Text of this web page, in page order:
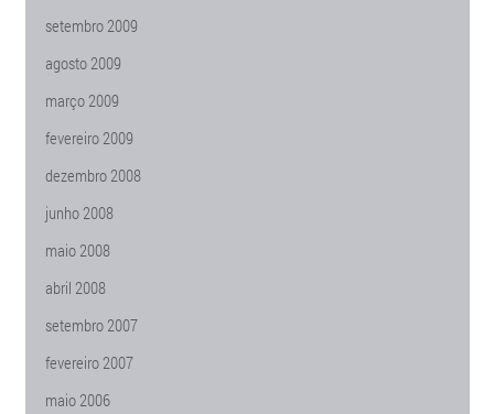
setembro 2009
agosto 2009
março 2009
fevereiro 2009
dezembro 2008
junho 2008
maio 2008
abril 2008
setembro 2007
fevereiro 2007
maio 2006